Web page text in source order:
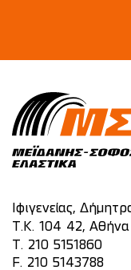
Ιφιγενείας,
Τ.Κ. 104 42, Αθήνα
T. 210 5151860
F. 210 5143788